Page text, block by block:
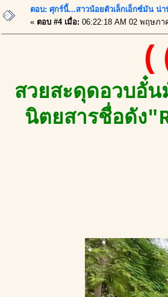
ตอบ: ศุกร์นี้...สาวน้อยตัวเล็กเอ็กซ์มัน น่
« ตอบ #4 เมื่อ: 06:22:18 AM 02 พฤษภา
สวยสะดุดอวบอั๋
นิตยสารชื่อดัง